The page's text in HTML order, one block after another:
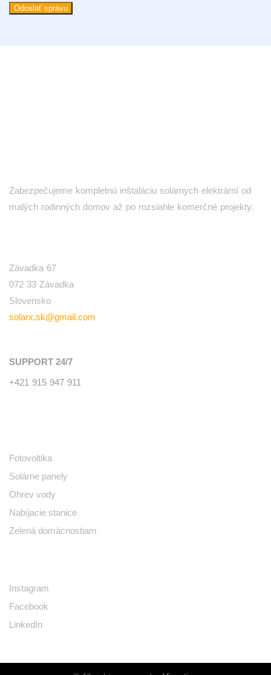
Odoslať správu
Zabezpečujeme kompletnú inštaláciu solárnych elektrární od
malých rodinných domov až po rozsiahle komerčné projekty.
Závadka 67
072 33 Závadka
Slovensko
solarx.sk@gmail.com
SUPPORT 24/7
+421 915 947 911
Fotovoltika
Solárne panely
Ohrev vody
Nabíjacie stanice
Zelená domácnostiam
Instagram
Facebook
LinkedIn